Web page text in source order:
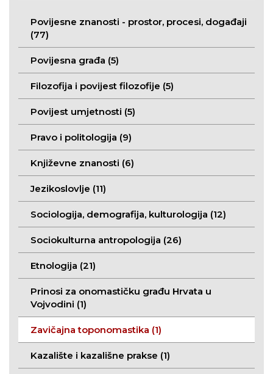
Povijesne znanosti - prostor, procesi, događaji
(77)
Povijesna građa (5)
Filozofija i povijest filozofije (5)
Povijest umjetnosti (5)
Pravo i politologija (9)
Književne znanosti (6)
Jezikoslovlje (11)
Sociologija, demografija, kulturologija (12)
Sociokulturna antropologija (26)
Etnologija (21)
Prinosi za onomastičku građu Hrvata u
Vojvodini (1)
Zavičajna toponomastika (1)
Kazalište i kazališne prakse (1)